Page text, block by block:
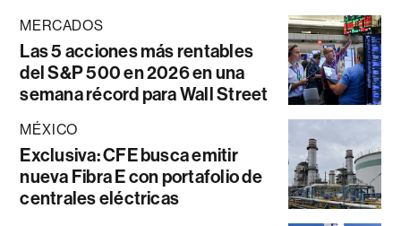
MERCADOS
Las 5 acciones más rentables
del S&P 500 en 2026 en una
semana récord para Wall Street
MÉXICO
Exclusiva: CFE busca emitir
nueva Fibra E con portafolio de
centrales eléctricas